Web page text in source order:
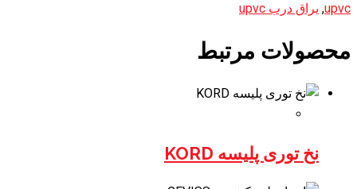
upvc
, یراق درب upvc
محصولات مرتبط
نخ توری پلیسه KORD